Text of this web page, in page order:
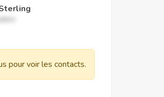
pour voir les contacts.